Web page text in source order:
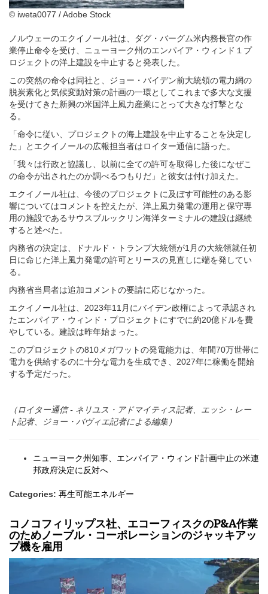
© iweta0077 / Adobe Stock
ノルウェーのエクイノール社は、ダグ・バーグム米内務長官の作
業停止命令を受け、ニューヨーク州のエンパイア・ウィンド１プ
ロジェクトの洋上建設を中止すると発表した。
この突然の命令は同社と、ジョー・バイデン前大統領の電力網の
脱炭素化と気候変動対策の計画の一環としてこれまで多大な支援
を受けてきた新興の米国洋上風力産業にとって大きな打撃とな
る。
「命令に従い、プロジェクトの海上建設を中止することを決定し
た」とエクイノールの広報担当者はロイター通信に語った。
「我々は行政と協議し、以前に全ての許可を取得した後になぜこ
の命令が出されたのか調べるつもりだ」と彼女は付け加えた。
エクイノール社は、今後のプロジェクトに及ぼす可能性のある影
響についてはコメントを控えたが、洋上風力発電の運用と保守専
用の施設であるサウスブルックリン海洋ターミナルの建設は継続
すると述べた。
内務省の決定は、ドナルド・トランプ大統領が1月の大統領就任初
日に命じた洋上風力発電の許可とリースの見直しに端を発してい
る。
内務省当局者は追加コメントの要請に応じなかった。
エクイノール社は、2023年11月にバイデン政権によって承認され
たエンパイア・ウィンド・プロジェクトにすでに約20億ドルを費
やしている。建設は昨年始まった。
このプロジェクトの810メガワットの発電能力は、年間70万世帯に
電力を供給するのに十分な電力を生成でき、2027年に稼働を開始
する予定だった。
（ロイター通信 - ネリユス・アドマイティス記者、エッシ・レー
ト記者、ジョー・バヴィエ記者による編集）
ニューヨーク州知事、エンパイア・ウィンド計画中止の米連
邦政府決定に反対へ
Categories: 再生可能エネルギー
コノコフィリップス社、エコーフィスクのP&A作業
のためノーブル・コーポレーションのジャッキアッ
プ機を雇用